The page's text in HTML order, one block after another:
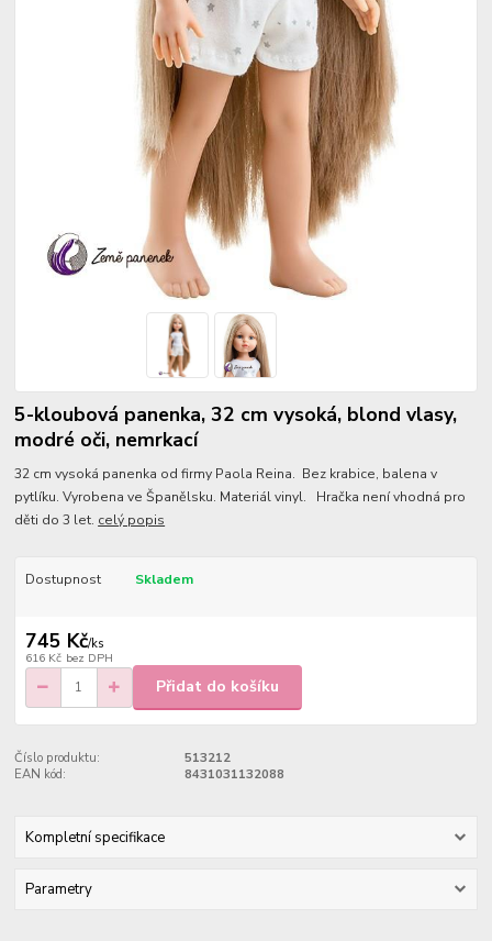
5-kloubová panenka, 32 cm vysoká, blond vlasy,
modré oči, nemrkací
32 cm vysoká panenka od firmy Paola Reina. Bez krabice, balena v
pytlíku. Vyrobena ve Španělsku. Materiál vinyl. Hračka není vhodná pro
děti do 3 let. celý popis
Dostupnost Skladem
745 Kč/ks
616 Kč bez DPH
Přidat do košíku
Číslo produktu:
513212
EAN kód:
8431031132088
Kompletní specifikace
Parametry